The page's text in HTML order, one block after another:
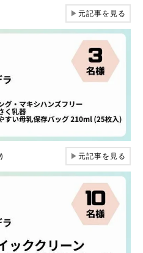
▶元記事を見る
▶元記事を見る